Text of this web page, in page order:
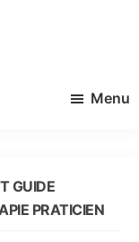
Menu
GUIDE
PRATICIEN